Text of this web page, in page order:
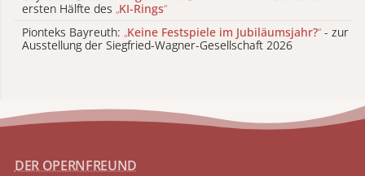
ersten Hälfte des „KI-Rings“
Pionteks Bayreuth: „Keine Festspiele im Jubiläumsjahr?“ - zur
Ausstellung der Siegfried-Wagner-Gesellschaft 2026
DER OPERNFREUND